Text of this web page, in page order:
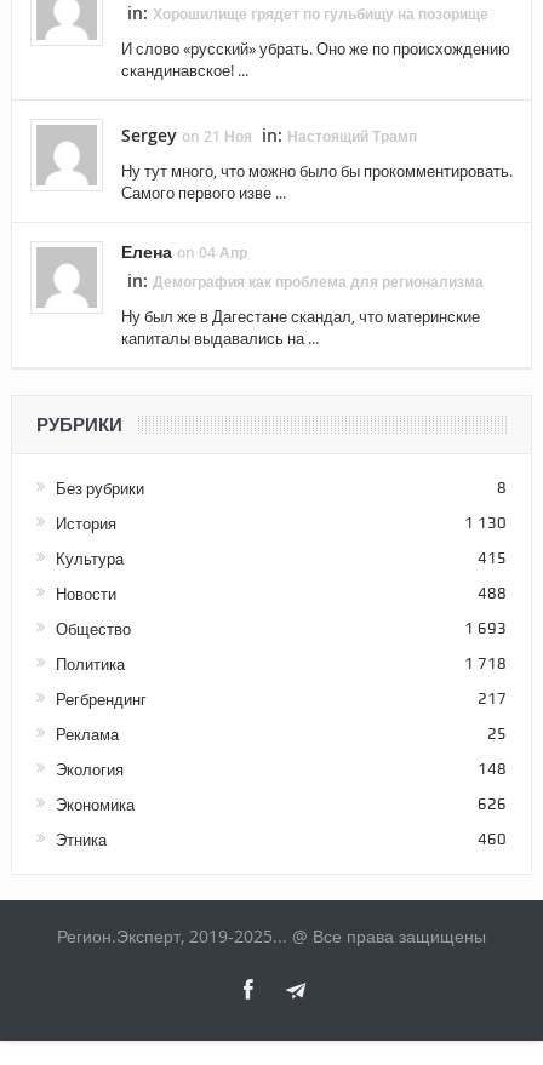
in: Хорошилище грядет по гульбищу на позорище
И слово «русский» убрать. Оно же по происхождению
скандинавское! ...
Sergey on 21 Ноя in: Настоящий Трамп
Ну тут много, что можно было бы прокомментировать.
Самого первого изве ...
Елена on 04 Апр
in: Демография как проблема для регионализма
Ну был же в Дагестане скандал, что материнские
капиталы выдавались на ...
РУБРИКИ
Без рубрики 8
История 1 130
Культура 415
Новости 488
Общество 1 693
Политика 1 718
Регбрендинг 217
Реклама 25
Экология 148
Экономика 626
Этника 460
Регион.Эксперт, 2019-2025... @ Все права защищены